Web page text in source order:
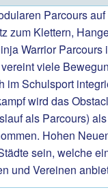
Parcours
zum Klettern,
Warrior Parcours
viele
im Schulsport
wird das
als Parcours)
Hohen
sein, welche
und Vereinen